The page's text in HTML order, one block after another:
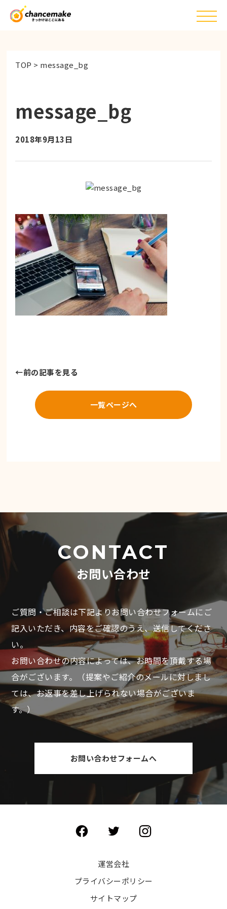
TOP > message_bg
message_bg
2018年9月13日
←前の記事を見る
一覧ページへ
CONTACT
お問い合わせ
ご質問・ご相談は下記よりお問い合わせフォームにご
記入いただき、内容をご確認のうえ、送信してくださ
い。
お問い合わせの内容によっては、お時間を頂戴する場
合がございます。
（提案やご紹介のメールに対しまし
ては、お返事を差し上げられない場合がございま
す。）
お問い合わせフォームへ
運営会社
プライバシーポリシー
サイトマップ